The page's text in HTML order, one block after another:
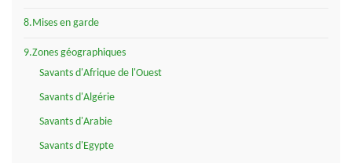
8.Mises en garde
9.Zones géographiques
Savants d'Afrique de l'Ouest
Savants d'Algérie
Savants d'Arabie
Savants d'Egypte